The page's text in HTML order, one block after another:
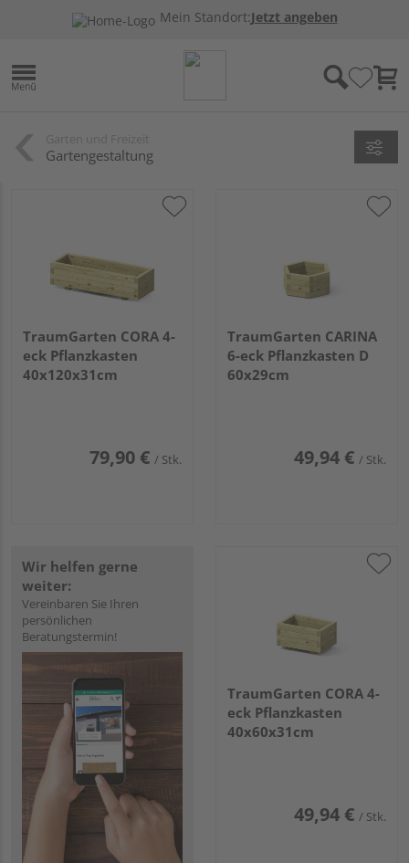
Mein Standort:Jetzt angeben
Gartengestaltung
TraumGarten CORA 4-
eck Pflanzkasten
40x120x31cm
79,90 € / Stk.
TraumGarten CARINA
6-eck Pflanzkasten D
60x29cm
49,94 € / Stk.
Wir helfen gerne
weiter:
Vereinbaren Sie Ihren
persönlichen
Beratungstermin!
TraumGarten CORA 4-
eck Pflanzkasten
40x60x31cm
49,94 € / Stk.